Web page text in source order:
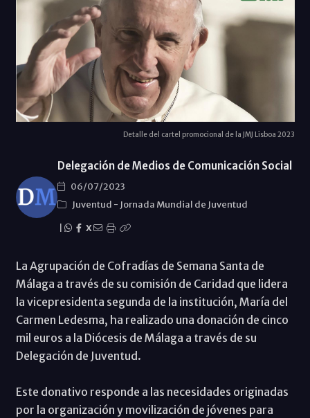
Detalle del cartel promocional de la JMJ Lisboa 2023
Delegación de Medios de Comunicación Social
06/07/2023
Juventud - Jornada Mundial de Juventud
X
La Agrupación de Cofradías de Semana Santa de
Málaga a través de su comisión de Caridad que lidera
la vicepresidenta segunda de la institución, María del
Carmen Ledesma, ha realizado una donación de cinco
mil euros a la Diócesis de Málaga a través de su
Delegación de Juventud.
Este donativo responde a las necesidades originadas
por la organización y movilización de jóvenes para